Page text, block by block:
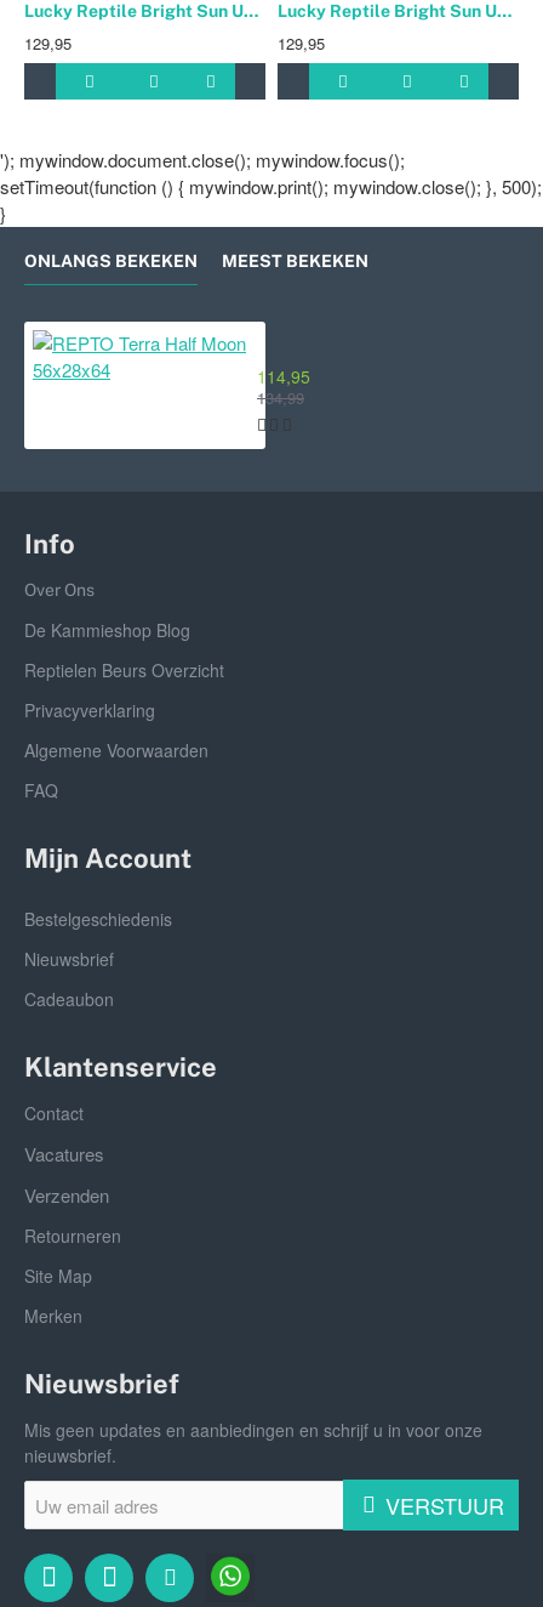
Lucky Reptile Bright Sun UV Jungle 35W Set
129,95
Lucky Reptile Bright Sun UV Jungle 50W Set
129,95
'); mywindow.document.close(); mywindow.focus();
setTimeout(function () { mywindow.print(); mywindow.close(); }, 500);
}
ONLANGS BEKEKEN MEEST BEKEKEN
114,95
134,99
Info
Over Ons
De Kammieshop Blog
Reptielen Beurs Overzicht
Privacyverklaring
Algemene Voorwaarden
FAQ
Mijn Account
Bestelgeschiedenis
Nieuwsbrief
Cadeaubon
Klantenservice
Contact
Vacatures
Verzenden
Retourneren
Site Map
Merken
Nieuwsbrief
Mis geen updates en aanbiedingen en schrijf u in voor onze
nieuwsbrief.
Uw
email
adres
VERSTUUR